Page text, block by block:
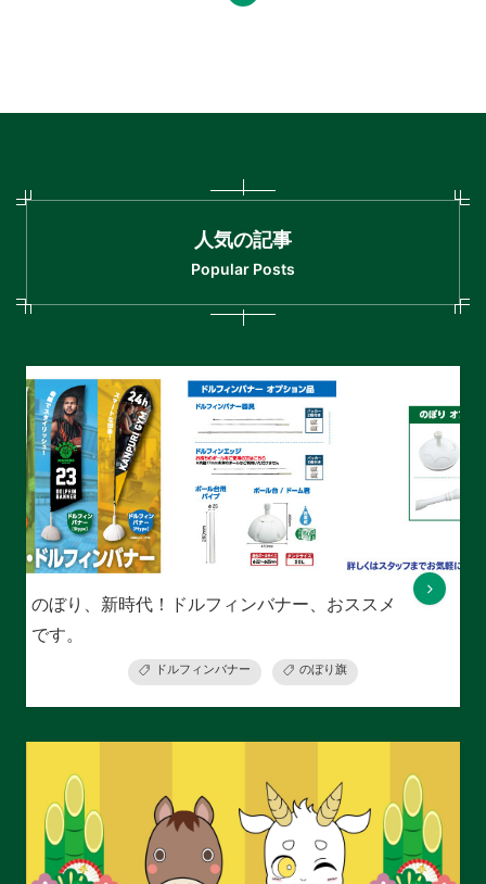
人気の記事
Popular Posts
のぼり、新時代！ドルフィンバナー、おススメ
です。
ドルフィンバナー のぼり旗